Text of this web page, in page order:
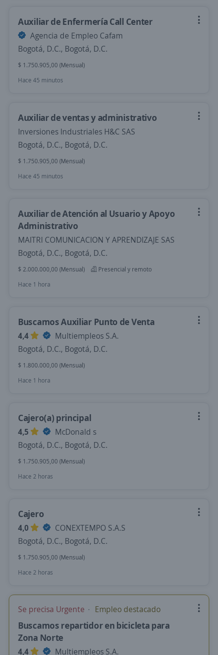
Auxiliar de Enfermería Call Center
Agencia de Empleo Cafam
Bogotá, D.C., Bogotá, D.C.
$ 1.750.905,00 (Mensual)
Hace 45 minutos
Auxiliar de ventas y administrativo
Inversiones Industriales H&C SAS
Bogotá, D.C., Bogotá, D.C.
$ 1.750.905,00 (Mensual)
Hace 45 minutos
Auxiliar de Atención al Usuario y Apoyo
Administrativo
MAITRI COMUNICACION Y APRENDIZAJE SAS
Bogotá, D.C., Bogotá, D.C.
$ 2.000.000,00 (Mensual)
Presencial y remoto
Hace 1 hora
Buscamos Auxiliar Punto de Venta
4,4
Multiempleos S.A.
Bogotá, D.C., Bogotá, D.C.
$ 1.800.000,00 (Mensual)
Hace 1 hora
Cajero(a) principal
4,5
McDonald s
Bogotá, D.C., Bogotá, D.C.
$ 1.750.905,00 (Mensual)
Hace 2 horas
Cajero
4,0
CONEXTEMPO S.A.S
Bogotá, D.C., Bogotá, D.C.
$ 1.750.905,00 (Mensual)
Hace 2 horas
Se precisa Urgente Empleo destacado
Buscamos repartidor en bicicleta para
Zona Norte
4,4
Multiempleos S.A.